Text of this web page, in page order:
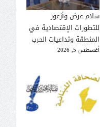
سلام عرض وأزعور
للتطورات الإقتصادية في
المنطقة وتداعيات الحرب
أغسطس 5, 2026